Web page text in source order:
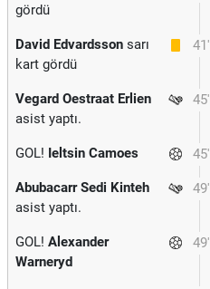
gördü
41'
David Edvardsson sarı
kart gördü
45'
Vegard Oestraat Erlien
asist yaptı.
45'
GOL! Ieltsin Camoes
49'
Abubacarr Sedi Kinteh
asist yaptı.
49'
GOL! Alexander
Warneryd